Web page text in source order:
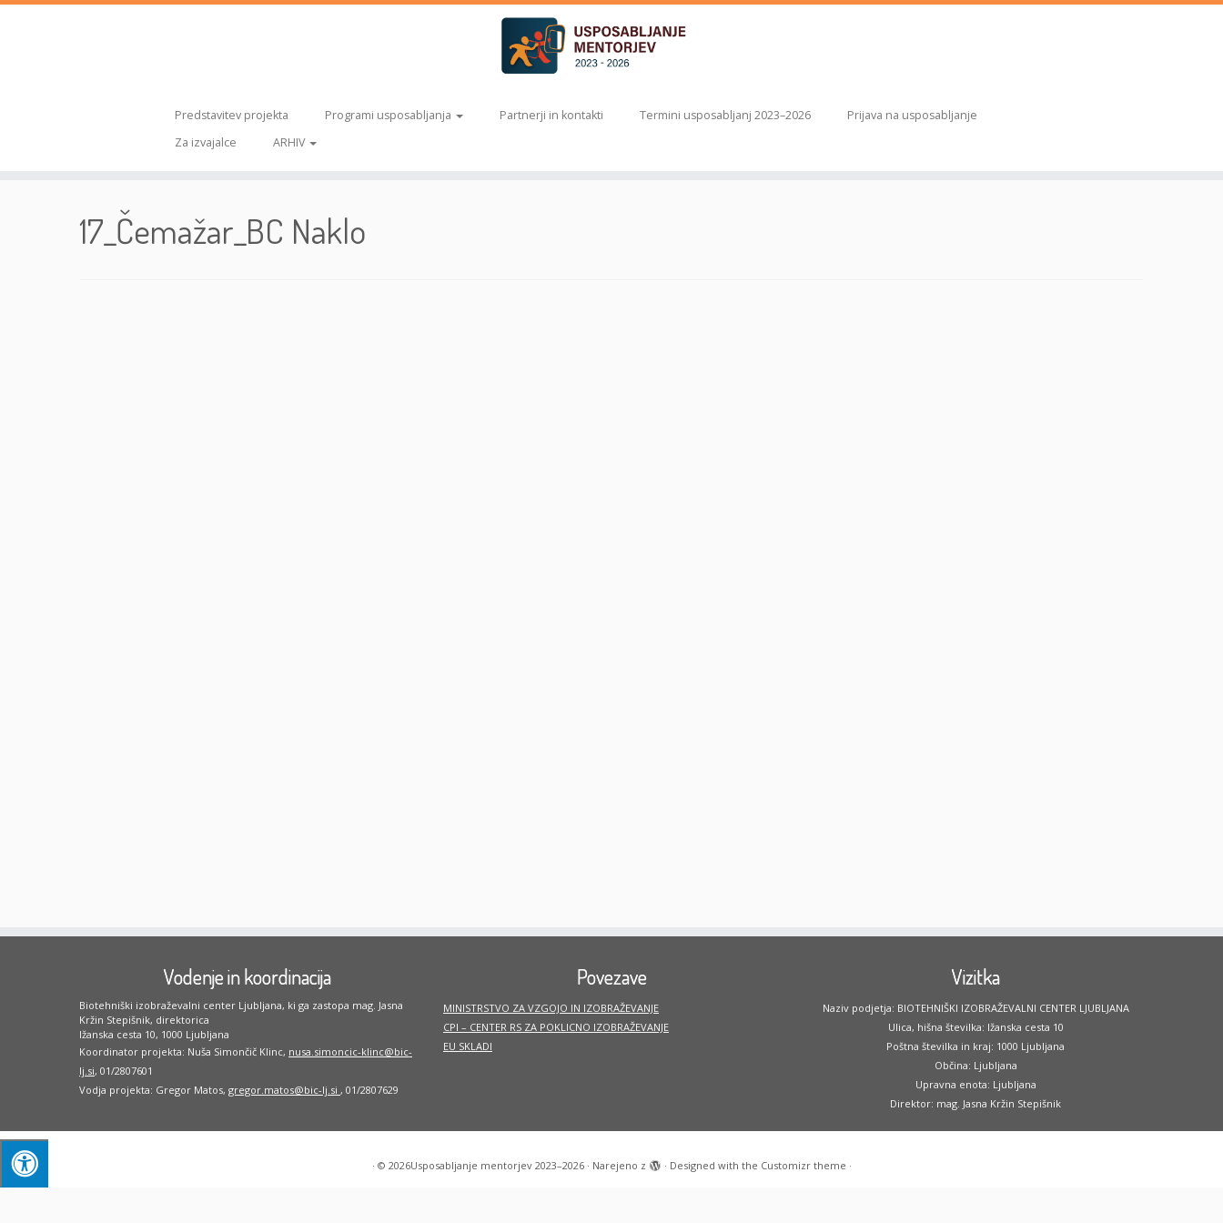
Predstavitev projekta Programi usposabljanja Partnerji in kontakti Termini usposabljanj 2023–2026
Prijava na usposabljanje
Za izvajalce
ARHIV
17_Čemažar_BC Naklo
Vodenje in koordinacija
Biotehniški izobraževalni center Ljubljana, ki ga zastopa mag. Jasna
Kržin Stepišnik, direktorica
Ižanska cesta 10, 1000 Ljubljana
Koordinator projekta: Nuša Simončič Klinc, nusa.simoncic-klinc@bic-
lj.si, 01/2807601
Vodja projekta: Gregor Matos, gregor.matos@bic-lj.si , 01/2807629
Povezave
MINISTRSTVO ZA VZGOJO IN IZOBRAŽEVANJE
CPI – CENTER RS ZA POKLICNO IZOBRAŽEVANJE
EU SKLADI
Vizitka
Naziv podjetja: BIOTEHNIŠKI IZOBRAŽEVALNI CENTER LJUBLJANA
Ulica, hišna številka: Ižanska cesta 10
Poštna številka in kraj: 1000 Ljubljana
Občina: Ljubljana
Upravna enota: Ljubljana
Direktor: mag. Jasna Kržin Stepišnik
· © 2026Usposabljanje mentorjev 2023–2026· Narejeno z · Designed with the Customizr theme ·